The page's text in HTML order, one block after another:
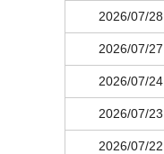
2026/07/28
2026/07/27
2026/07/24
2026/07/23
2026/07/22